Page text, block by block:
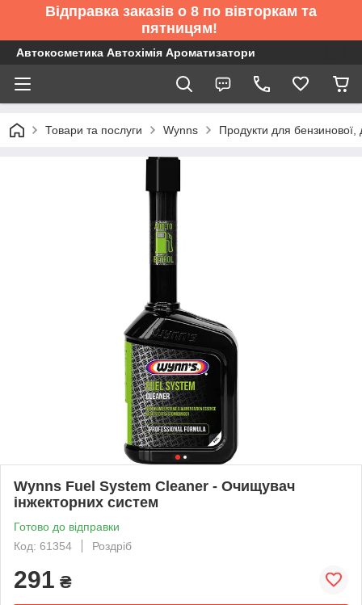
Відправка заказів о 8 по вівторкам та
пятницям!
Автокосметика Автохімія Ароматизатори
Товари та послуги Wynns Продукти для бензинової,
Wynns Fuel System Cleaner - Очищувач
інжекторних систем
Готово до відправки
Код: 61354
Роздріб
291 ₴